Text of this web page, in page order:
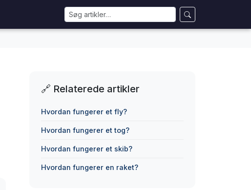
🔗 Relaterede artikler
Hvordan fungerer et fly?
Hvordan fungerer et tog?
Hvordan fungerer et skib?
Hvordan fungerer en raket?